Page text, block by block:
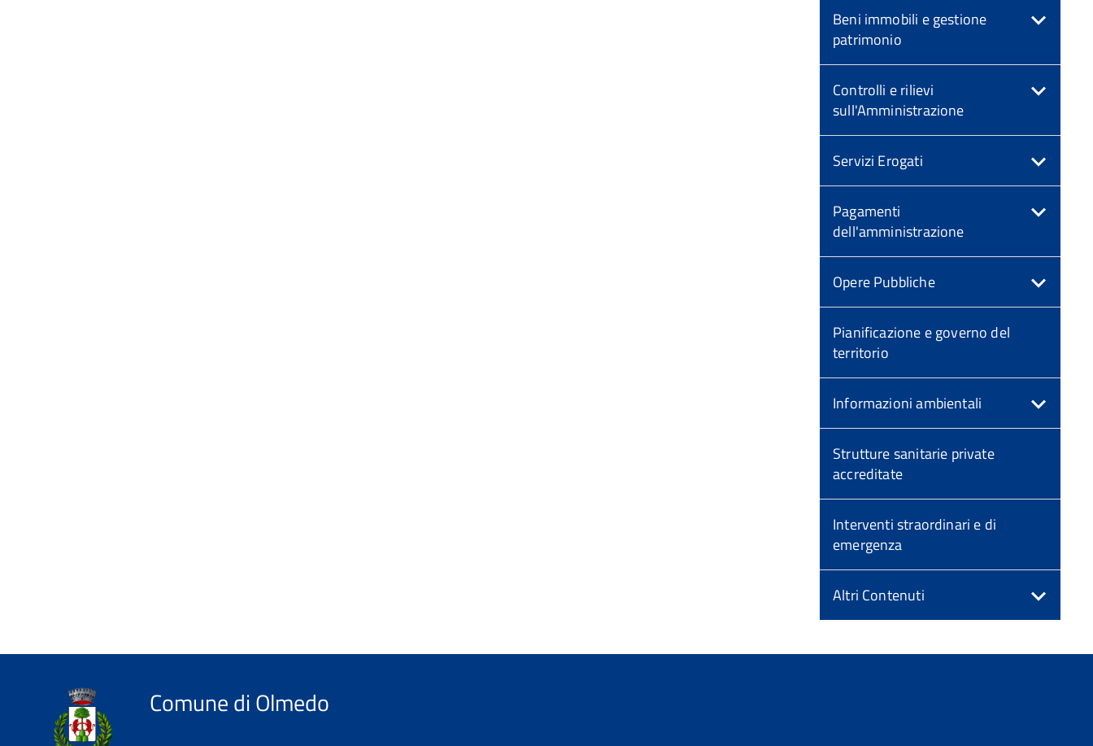
Beni immobili e gestione
patrimonio
Controlli e rilievi
sull'Amministrazione
Servizi Erogati
Pagamenti
dell'amministrazione
Opere Pubbliche
Pianificazione e governo del
territorio
Informazioni ambientali
Strutture sanitarie private
accreditate
Interventi straordinari e di
emergenza
Altri Contenuti
Comune di Olmedo